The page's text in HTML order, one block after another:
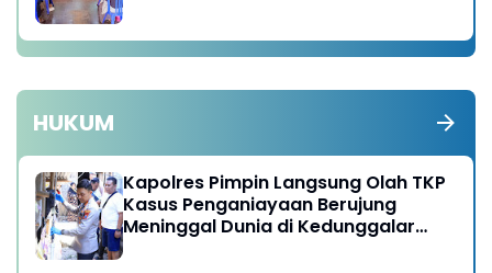
HUKUM
Kapolres Pimpin Langsung Olah TKP
Kasus Penganiayaan Berujung
Meninggal Dunia di Kedunggalar